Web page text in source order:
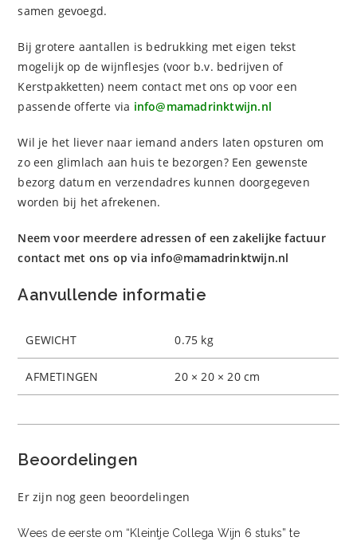
samen gevoegd.
Bij grotere aantallen is bedrukking met eigen tekst
mogelijk op de wijnflesjes (voor b.v. bedrijven of
Kerstpakketten) neem contact met ons op voor een
passende offerte via info@mamadrinktwijn.nl
Wil je het liever naar iemand anders laten opsturen om
zo een glimlach aan huis te bezorgen? Een gewenste
bezorg datum en verzendadres kunnen doorgegeven
worden bij het afrekenen.
Neem voor meerdere adressen of een zakelijke factuur
contact met ons op via info@mamadrinktwijn.nl
Aanvullende informatie
GEWICHT 0.75 kg
AFMETINGEN 20 × 20 × 20 cm
Beoordelingen
Er zijn nog geen beoordelingen
Wees de eerste om “Kleintje Collega Wijn 6 stuks” te